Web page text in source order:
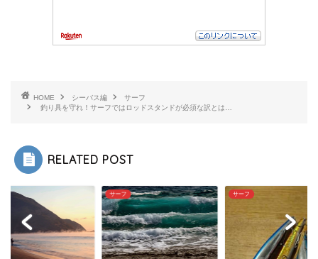
HOME シーバス編
サーフ
釣り具を守れ！サーフではロッドスタンドが必須な訳とは…
RELATED POST
サーフ サーフ